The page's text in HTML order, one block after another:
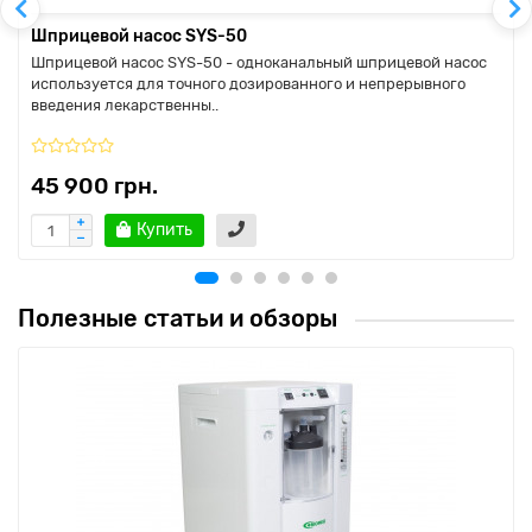
Шприцевой насос SYS-50
Шприцевой насос SYS-50 - одноканальный шприцевой насос
используется для точного дозированного и непрерывного
введения лекарственны..
45 900 грн.
Купить
Полезные статьи и обзоры